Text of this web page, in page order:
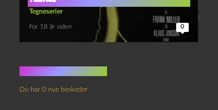
Tegneserier
For 18 år siden 0
Du har 0 nye beskeder